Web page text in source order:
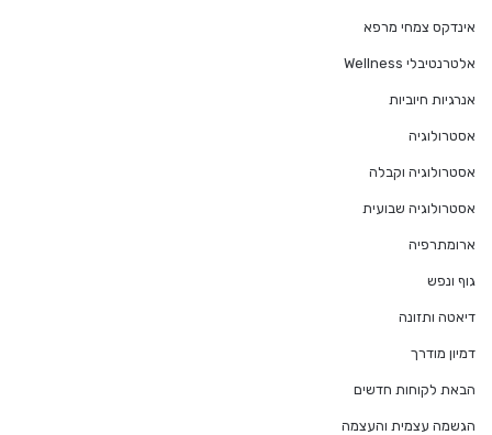
אינדקס צמחי מרפא
אלטרנטיבלי Wellness
אנרגיות חיוביות
אסטרולוגיה
אסטרולוגיה וקבלה
אסטרולוגיה שבועית
ארומתרפיה
גוף ונפש
דיאטה ותזונה
דמיון מודרך
הבאת לקוחות חדשים
הגשמה עצמית והעצמה